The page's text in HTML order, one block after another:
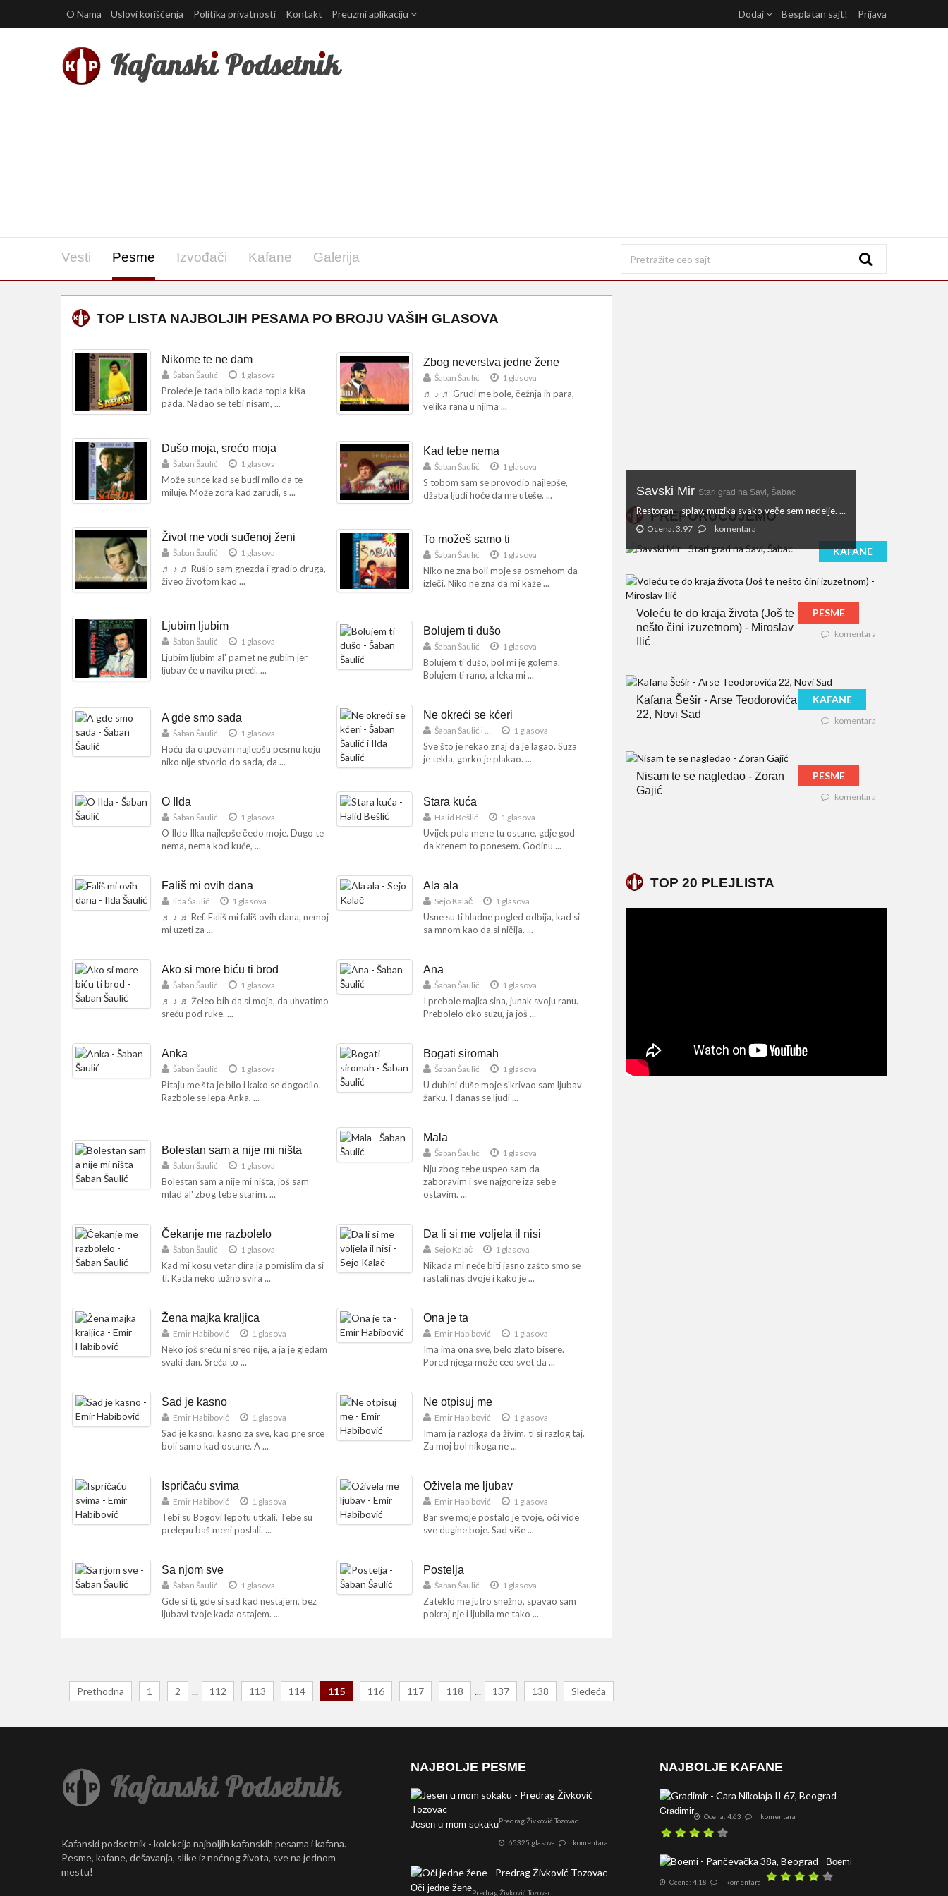
O Nama Uslovi korišćenja Politika privatnosti Kontakt Preuzmi aplikaciju Dodaj Besplatan sajt! Prijava
Vesti Pesme Izvođači Kafane Galerija
TOP LISTA NAJBOLJIH PESAMA PO BROJU VAŠIH GLASOVA
Nikome te ne dam
Šaban Šaulić 1 glasova
Proleće je tada bilo kada topla kiša
pada. Nadao se tebi nisam, ...
Zbog neverstva jedne žene
Šaban Šaulić 1 glasova
♬ ♪ ♬ Grudi me bole, čežnja ih para,
velika rana u njima ...
Dušo moja, srećo moja
Šaban Šaulić 1 glasova
Može sunce kad se budi milo da te
miluje. Može zora kad zarudi, s ...
Kad tebe nema
Šaban Šaulić 1 glasova
S tobom sam se provodio najlepše,
džaba ljudi hoće da me uteše. ...
Život me vodi suđenoj ženi
Šaban Šaulić 1 glasova
♬ ♪ ♬ Rušio sam gnezda i gradio druga,
živeo životom kao ...
To možeš samo ti
Šaban Šaulić 1 glasova
Niko ne zna boli moje sa osmehom da
izleči. Niko ne zna da mi kaže ...
Ljubim ljubim
Šaban Šaulić 1 glasova
Ljubim ljubim al' pamet ne gubim jer
ljubav će u naviku preći. ...
Bolujem ti dušo
Šaban Šaulić 1 glasova
Bolujem ti dušo, bol mi je golema.
Bolujem ti rano, a leka mi ...
A gde smo sada
Šaban Šaulić 1 glasova
Hoću da otpevam najlepšu pesmu koju
niko nije stvorio do sada, da ...
Ne okreći se kćeri
Šaban Šaulić i ... 1 glasova
Sve što je rekao znaj da je lagao. Suza
je tekla, gorko je plakao. ...
O Ilda
Šaban Šaulić 1 glasova
O Ildo Ilka najlepše čedo moje. Dugo te
nema, nema kod kuće, ...
Stara kuća
Halid Bešlić 1 glasova
Uvijek pola mene tu ostane, gdje god
da krenem to ponesem. Godinu ...
Fališ mi ovih dana
Ilda Šaulić 1 glasova
♬ ♪ ♬ Ref. Fališ mi fališ ovih dana, nemoj
mi uzeti za ...
Ala ala
Sejo Kalač 1 glasova
Usne su ti hladne pogled odbija, kad si
sa mnom kao da si ničija. ...
Ako si more biću ti brod
Šaban Šaulić 1 glasova
♬ ♪ ♬ Želeo bih da si moja, da uhvatimo
sreću pod ruke. ...
Ana
Šaban Šaulić 1 glasova
I prebole majka sina, junak svoju ranu.
Prebolelo oko suzu, ja još ...
Anka
Šaban Šaulić 1 glasova
Pitaju me šta je bilo i kako se dogodilo.
Razbole se lepa Anka, ...
Bogati siromah
Šaban Šaulić 1 glasova
U dubini duše moje s'krivao sam ljubav
žarku. I danas se ljudi ...
Bolestan sam a nije mi ništa
Šaban Šaulić 1 glasova
Bolestan sam a nije mi ništa, još sam
mlad al' zbog tebe starim. ...
Mala
Šaban Šaulić 1 glasova
Nju zbog tebe uspeo sam da
zaboravim i sve najgore iza sebe
ostavim. ...
Čekanje me razbolelo
Šaban Šaulić 1 glasova
Kad mi kosu vetar dira ja pomislim da si
ti. Kada neko tužno svira ...
Da li si me voljela il nisi
Sejo Kalač 1 glasova
Nikada mi neće biti jasno zašto smo se
rastali nas dvoje i kako je ...
Žena majka kraljica
Emir Habibović 1 glasova
Neko još sreću ni sreo nije, a ja je gledam
svaki dan. Sreća to ...
Ona je ta
Emir Habibović 1 glasova
Ima ima ona sve, belo zlato bisere.
Pored njega može ceo svet da ...
Sad je kasno
Emir Habibović 1 glasova
Sad je kasno, kasno za sve, kao pre srce
boli samo kad ostane. A ...
Ne otpisuj me
Emir Habibović 1 glasova
Imam ja razloga da živim, ti si razlog taj.
Za moj bol nikoga ne ...
Ispričaću svima
Emir Habibović 1 glasova
Tebi su Bogovi lepotu utkali. Tebe su
prelepu baš meni poslali. ...
Oživela me ljubav
Emir Habibović 1 glasova
Bar sve moje postalo je tvoje, oči vide
sve dugine boje. Sad više ...
Sa njom sve
Šaban Šaulić 1 glasova
Gde si ti, gde si sad kad nestajem, bez
ljubavi tvoje kada ostajem. ...
Postelja
Šaban Šaulić 1 glasova
Zateklo me jutro snežno, spavao sam
pokraj nje i ljubila me tako ...
Prethodna 1 2 ... 112 113 114 115 116 117 118 ... 137 138 Sledeća
PREPORUČUJEMO
KAFANE
Savski Mir Stari grad na Savi, Šabac
Restoran - splav, muzika svako veče sem nedelje. ...
Ocena: 3.97 komentara
Voleću te do kraja života (Još te
nešto čini izuzetnom) - Miroslav
Ilić
PESME
komentara
Kafana Šešir - Arse Teodorovića
22, Novi Sad
KAFANE
komentara
Nisam te se nagledao - Zoran
Gajić
PESME
komentara
TOP 20 PLEJLISTA
Kafanski podsetnik - kolekcija najboljih kafanskih pesama i kafana.
Pesme, kafane, dešavanja, slike iz noćnog života, sve na jednom
mestu!
NAJBOLJE PESME
Jesen u mom sokakuPredrag Živković Tozovac
65325 glasova komentara
Oči jedne ženePredrag Živković Tozovac
NAJBOLJE KAFANE
Gradimir Ocena: 4.63 komentara
Boemi
Ocena: 4.18 komentara